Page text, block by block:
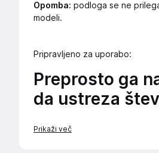
Opomba: podloga se ne
modeli.
Pripravljeno za uporabo:
Preprosto ga
da ustreza
Prikaži več